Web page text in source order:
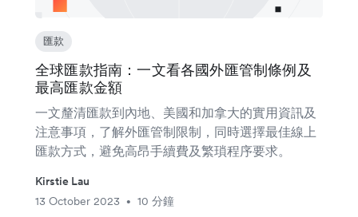
匯款
全球匯款指南：一文看各國外匯管制條例及
最高匯款金額
一文釐清匯款到內地、美國和加拿大的實用資訊及
注意事項，了解外匯管制限制，同時選擇最佳線上
匯款方式，避免高昂手續費及繁瑣程序要求。
Kirstie Lau
13 October 2023
• 10 分鐘